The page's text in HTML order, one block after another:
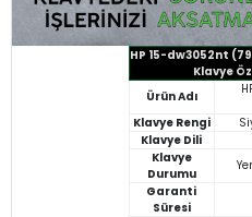
HP 15-dw3052nt
Klavye
Ürün Adı
Klavye Rengi
Klavye Dili
Klavye
Durumu
Garanti
Süresi